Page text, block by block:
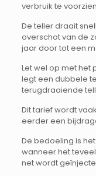
verbruik te
De teller draait
overschot van de
jaar door tot een
Let wel op met het
legt een dubbele
terugdraaiende
Dit tarief wordt
eerder een
De bedoeling is
wanneer het
net wordt